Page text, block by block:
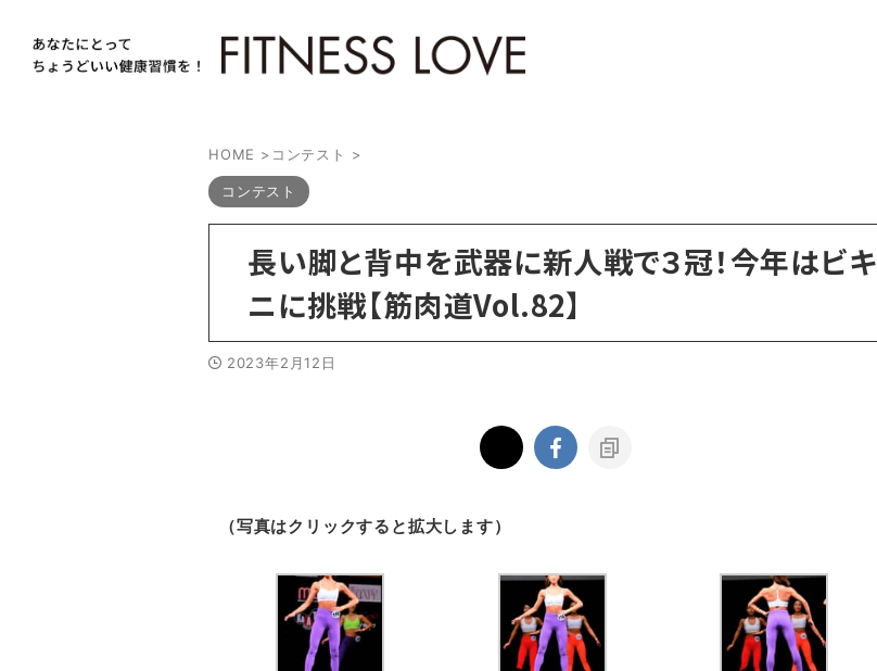
HOME > コンテスト >
コンテスト
長い脚と背中を武器に新人戦で３冠！今年はビキ
ニに挑戦【筋肉道Vol.82】
2023年2月12日
（写真はクリックすると拡大します）